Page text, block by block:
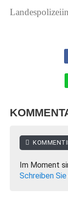
Im Moment
Schreiben